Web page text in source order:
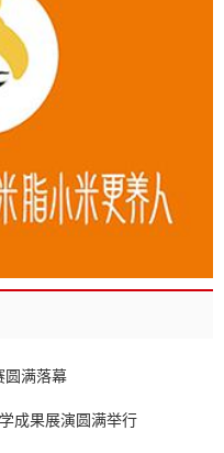
圆满落幕
成果展演圆满举行